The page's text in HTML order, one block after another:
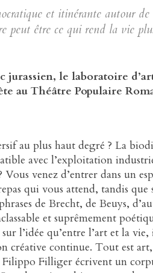
et itinérante autour
peut être ce qui rend la vie
jurassien, le laboratoire
au Théâtre Populaire
au plus haut degré ? La
avec l’exploitation
venez d’entrer dans un
qui vous attend, tandis que
de Brecht, de Beuys,
et suprêmement
l’idée qu’entre l’art et la
créative continue. Tout est
Filliger écrivent un